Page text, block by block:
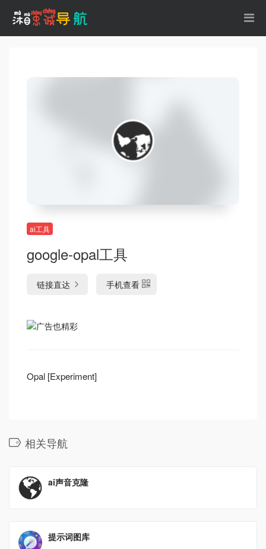
ai工具
google-opal工具
链接直达 手机查看
Opal [Experiment]
相关导航
ai声音克隆
提示词图库